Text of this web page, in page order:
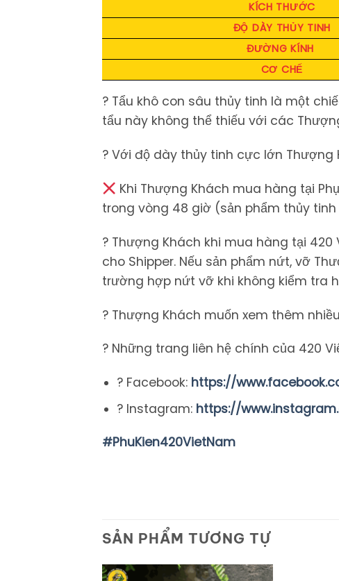
KÍCH THƯỚC
ĐỘ DÀY THỦY TINH
ĐƯỜNG KÍNH
CƠ CHẾ
? Tẩu khô con sâu thủy tinh là một
tẩu này không thể thiếu với các
? Với độ dày thủy tinh cực lớn
Khi Thượng Khách mua hàng tại
trong vòng 48 giờ (sản phẩm thủy
? Thượng Khách khi mua hàng tại
cho Shipper. Nếu sản phẩm nứt, vỡ
trường hợp nứt vỡ khi không kiểm tra
? Thượng Khách muốn xem thêm
? Những trang liên hệ chính của 420
? Facebook: https://
? Instagram: https://
#PhuKien420VietNam
SẢN PHẨM TƯƠNG TỰ